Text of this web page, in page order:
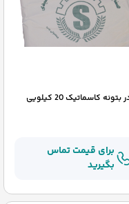
کاسماتیک 20 کیلویی
برای قیمت تماس
بگیرید